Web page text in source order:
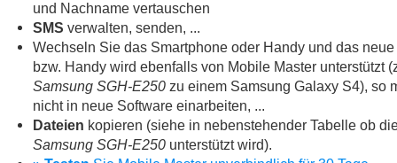
und Nachname vertauschen
SMS verwalten, senden, ...
Wechseln Sie das Smartphone oder Handy und das
bzw. Handy wird ebenfalls von Mobile Master unterstützt
Samsung SGH-E250 zu einem Samsung Galaxy S4), so
nicht in neue Software einarbeiten, ...
Dateien kopieren (siehe in nebenstehender Tabelle ob
Samsung SGH-E250 unterstützt wird).